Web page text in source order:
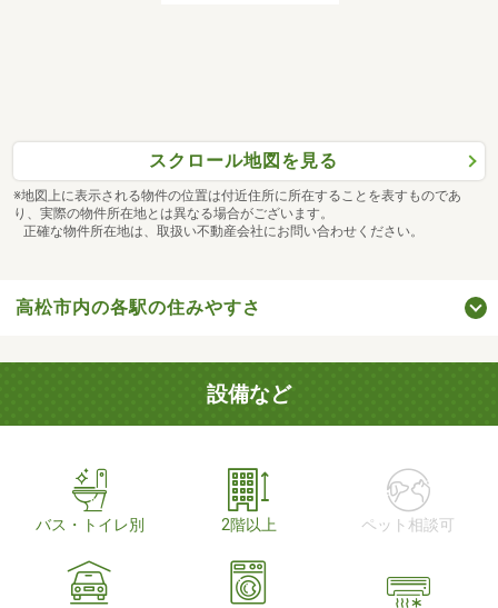
スクロール地図を見る
※地図上に表示される物件の位置は付近住所に所在することを表すものであ
り、実際の物件所在地とは異なる場合がございます。
正確な物件所在地は、取扱い不動産会社にお問い合わせください。
高松市内の各駅の住みやすさ
設備など
バス・トイレ別 2階以上 ペット相談可